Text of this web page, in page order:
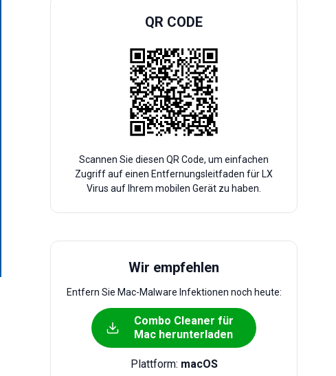
QR CODE
Scannen Sie diesen QR Code, um einfachen
Zugriff auf einen Entfernungsleitfaden für LX
Virus auf Ihrem mobilen Gerät zu haben.
Wir empfehlen
Entfern Sie Mac-Malware Infektionen noch heute:
Combo Cleaner für
Mac herunterladen
Plattform: macOS